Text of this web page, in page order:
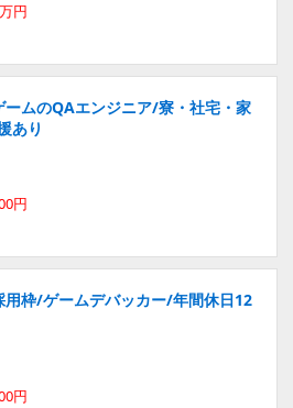
円
ムのQAエンジニア/寮・社宅・家
あり
円
用枠/ゲームデバッカー/年間休日12
円